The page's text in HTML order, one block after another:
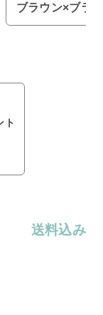
ブラウン×ブラ
ト
送料込み